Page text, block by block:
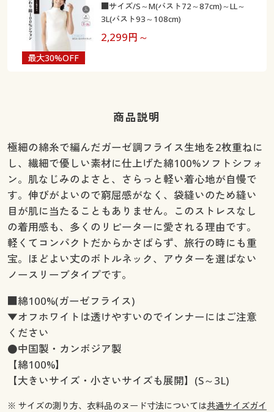
最大30%OFF
2,299円～
■サイズ/S～M(バスト72～87cm)～LL～
3L(バスト93～108cm)
商品説明
極細の綿糸で編んだガーゼ調フライス生地を2枚重ねに
し、繊細で優しい素材に仕上げた綿100%ソフトシフォ
ン。肌なじみのよさと、さらっと軽い着心地が自慢で
す。伸びがよいので窮屈感がなく、袋縫いのため縫い
目が肌に当たることもありません。このストレスなし
の着用感も、多くのリピーターに愛される理由です。
軽くてコンパクトだからかさばらず、旅行の時にも重
宝。ほどよい丈のボトルネック、アウターを選ばない
ノースリーブタイプです。
■綿100%(ガーゼフライス)
▼オフホワイトは透けやすいのでインナーにはご注意
ください
●中国製・カンボジア製
【綿100%】
【大きいサイズ・小さいサイズも展開】(S～3L)
※ サイズの測り方、衣料品のヌード寸法については共通サイズガイ